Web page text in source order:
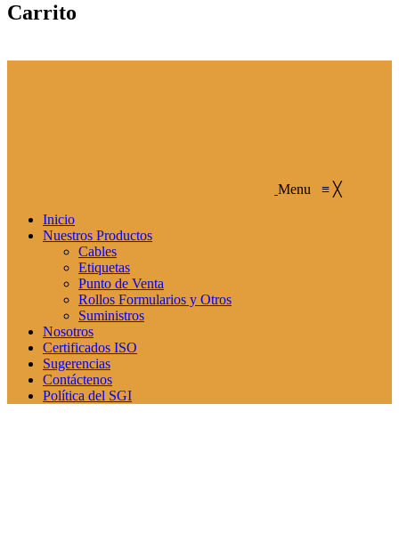
Carrito
Menu ≡ ╳
Inicio
Nuestros Productos
Cables
Etiquetas
Punto de Venta
Rollos Formularios y Otros
Suministros
Nosotros
Certificados ISO
Sugerencias
Contáctenos
Política del SGI